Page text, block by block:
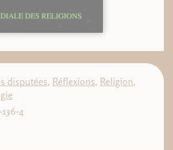
disputées, Réflexions, Religion,
4